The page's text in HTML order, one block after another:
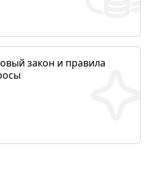
закон и правила